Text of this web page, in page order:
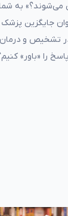
می‌شوند؟» به
جایگزین
تشخیص و
را «باور»